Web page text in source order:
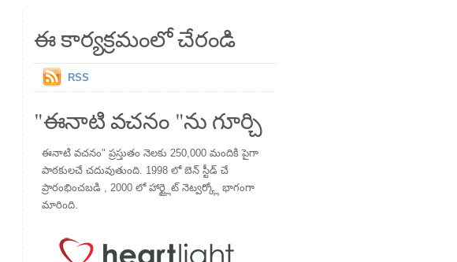
ఈ కార్యక్రమంలో చేరండి
RSS
"ఈనాటి వచనం "ను గూర్చి
ఈనాటి వచనం" ప్రస్తుతం నెలకు 250,000 మందికి పైగా
పాఠకులచే చదువుతుంది. 1998 లో బెన్ స్టీడ్ చే
ప్రారంభించబడి , 2000 లో హార్ట్లైట్ నెట్వర్క్లో భాగంగా
మారింది.